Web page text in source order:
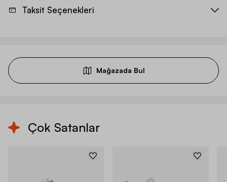
Taksit Seçenekleri
Mağazada Bul
Çok Satanlar